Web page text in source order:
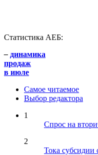
Статистика АЕБ:
– динамика
продаж
в июле
Самое читаемое
Выбор редактора
1
Спрос на
2
Тока субсидии